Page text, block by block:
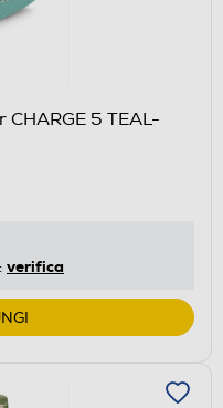
CHARGE 5 TEAL-
verifica